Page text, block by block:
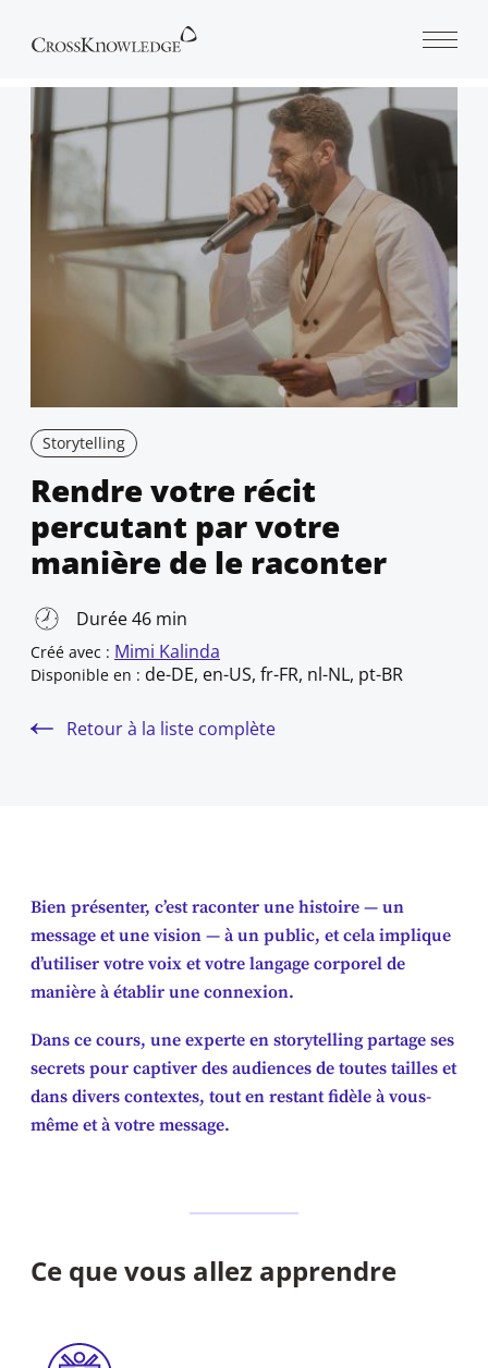
Storytelling
Rendre votre récit
percutant par votre
manière de le raconter
Durée 46 min
Créé avec : Mimi Kalinda
Disponible en : de-DE, en-US, fr-FR, nl-NL, pt-BR
Retour à la liste complète
Bien présenter, c’est raconter une histoire — un
message et une vision — à un public, et cela implique
d’utiliser votre voix et votre langage corporel de
manière à établir une connexion.
Dans ce cours, une experte en storytelling partage ses
secrets pour captiver des audiences de toutes tailles et
dans divers contextes, tout en restant fidèle à vous-
même et à votre message.
Ce que vous allez apprendre